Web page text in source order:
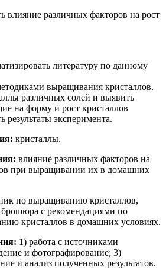
влияние различных факторов на рост
литературу по данному
выращивания кристаллов.
различных солей и выявить
на форму и рост кристаллов
результаты эксперимента.
кристаллы.
влияние различных факторов на
при выращивании их в домашних
по выращиванию кристаллов,
брошюра с рекомендациями по
кристаллов в домашних условиях.
1) работа с источниками
и фотографирование; 3)
и анализ полученных результатов.